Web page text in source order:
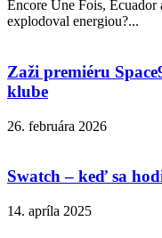
Encore Une Fois,
explodoval energiou?...
Zaži premiéru
klube
26. februára 2026
Swatch – keď sa
14. apríla 2025